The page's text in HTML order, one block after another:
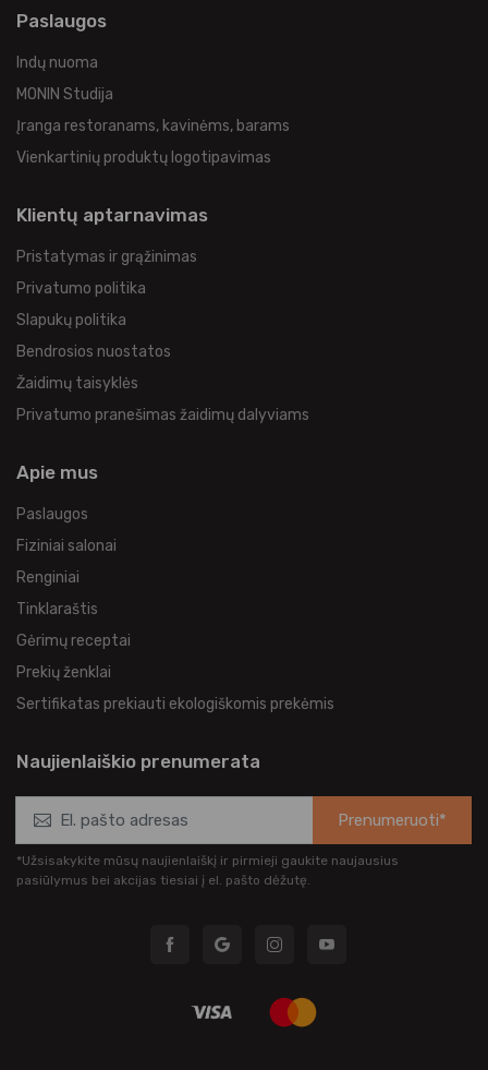
Paslaugos
Indų nuoma
MONIN Studija
Įranga restoranams, kavinėms, barams
Vienkartinių produktų logotipavimas
Klientų aptarnavimas
Pristatymas ir grąžinimas
Privatumo politika
Slapukų politika
Bendrosios nuostatos
Žaidimų taisyklės
Privatumo pranešimas žaidimų dalyviams
Apie mus
Paslaugos
Fiziniai salonai
Renginiai
Tinklaraštis
Gėrimų receptai
Prekių ženklai
Sertifikatas prekiauti ekologiškomis prekėmis
Naujienlaiškio prenumerata
Prenumeruoti*
*Užsisakykite mūsų naujienlaiškį ir pirmieji gaukite naujausius
pasiūlymus bei akcijas tiesiai į el. pašto dėžutę.